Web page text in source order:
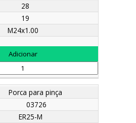
28
19
M24x1.00
Porca para pinça
03726
ER25-M